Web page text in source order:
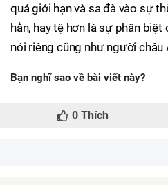
quá giới hạn và sa đà vào sự
hằn, hay tệ hơn là sự phân
nói riêng cũng như người châu
Bạn nghĩ sao về bài viết này?
0 Thích